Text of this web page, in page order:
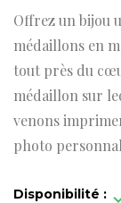
Offrez un bijou
médaillons en
tout près du
médaillon sur
venons
photo
Disponibilité :